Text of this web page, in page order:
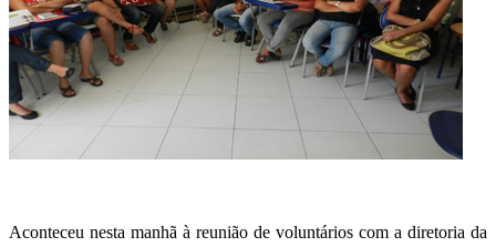
Aconteceu nesta manhã à reunião de voluntários com a diretoria da